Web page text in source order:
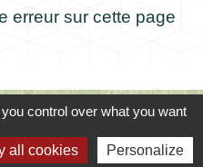
erreur sur cette page
Coursac
control over what you want
all cookies Personalize